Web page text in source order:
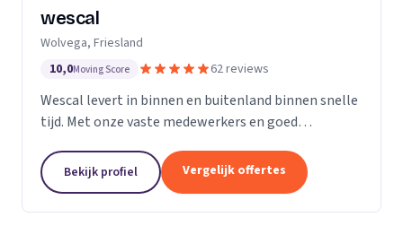
wescal
Wolvega, Friesland
10,0Moving Score 62 reviews
Wescal levert in binnen en buitenland binnen snelle
tijd. Met onze vaste medewerkers en goed
na wat we beloven. Door goede
kwaliteitsvoertuigen te...
Bekijk profiel Vergelijk offertes